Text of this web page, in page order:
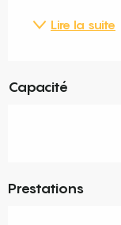
Lire la suite
Capacité
Prestations